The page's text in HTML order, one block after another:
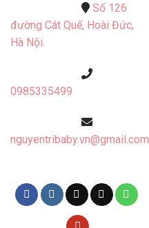
Số 126
đường Cát Quế, Hoài Đức,
Hà Nội.
0985335499
nguyentribaby.vn@gmail.com